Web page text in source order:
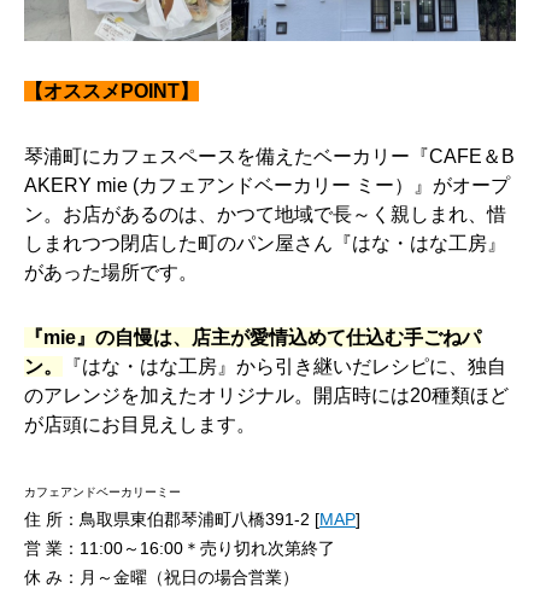
【オススメPOINT】
琴浦町にカフェスペースを備えたベーカリー『CAFE＆B
AKERY mie (カフェアンドベーカリー ミー）』がオープ
ン。お店があるのは、かつて地域で長～く親しまれ、惜
しまれつつ閉店した町のパン屋さん『はな・はな工房』
があった場所です。
『mie』の自慢は、店主が愛情込めて仕込む手ごねパ
ン。
『はな・はな工房』から引き継いだレシピに、独自
のアレンジを加えたオリジナル。開店時には20種類ほど
が店頭にお目見えします。
カフェアンドベーカリーミー
住 所：鳥取県東伯郡琴浦町八橋391-2 [MAP]
営 業：11:00～16:00＊売り切れ次第終了
休 み：月～金曜（祝日の場合営業）